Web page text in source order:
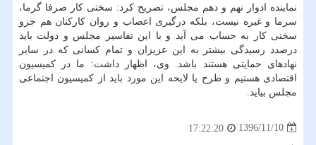
نماینده ادوار نهم و دهم مجلس، تصریح كرد: سختی كار صرفا گرما،
سرما و غیره نیست، بلكه درگیری اعصاب و روان كاركنان هم جزو
سختی كار به حساب می آید و با این تفاسیر مجلس و دولت باید
درصدد رسیدگی بیشتر به این عزیزان و تمام كسانی كه در سایر
نهادهای حمایتی هستند باشد. وی، اظهار داشت: ما در كمیسیون
اقتصادی هستیم و طرح یا لایحه این مورد باید از كمیسیون اجتماعی
مجلس بیاید.
1396/11/10
17:22:20